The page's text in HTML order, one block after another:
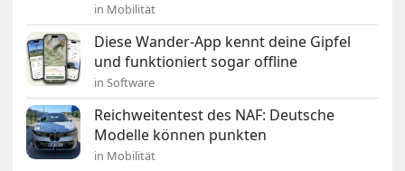
in Mobilität
Diese Wander-App kennt deine Gipfel
und funktioniert sogar offline
in Software
Reichweitentest des NAF: Deutsche
Modelle können punkten
in Mobilität